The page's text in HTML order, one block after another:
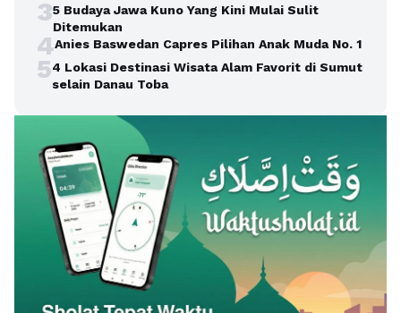
35 Budaya Jawa Kuno Yang Kini Mulai Sulit
Ditemukan
4Anies Baswedan Capres Pilihan Anak Muda No. 1
54 Lokasi Destinasi Wisata Alam Favorit di Sumut
selain Danau Toba